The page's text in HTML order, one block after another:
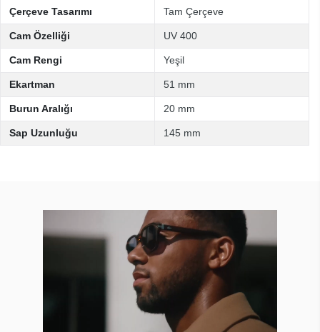
Çerçeve Tasarımı Tam Çerçeve
Cam Özelliği UV 400
Cam Rengi Yeşil
Ekartman 51 mm
Burun Aralığı 20 mm
Sap Uzunluğu 145 mm